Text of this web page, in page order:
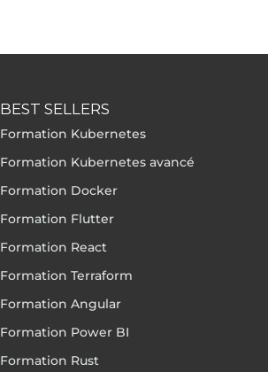
BEST SELLERS
Formation Kubernetes
Formation Kubernetes avancé
Formation Docker
Formation Flutter
Formation React
Formation Terraform
Formation Angular
Formation Power BI
Formation Rust